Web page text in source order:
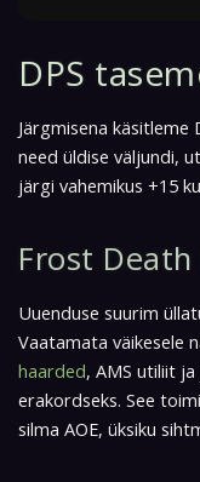
DPS
Järgmisena käsitleme
need üldise väljundi,
järgi vahemikus +15
Frost
Uuenduse suurim
Vaatamata väikesele
haarded, AMS utiliit
erakordseks. See
silma AOE, üksiku